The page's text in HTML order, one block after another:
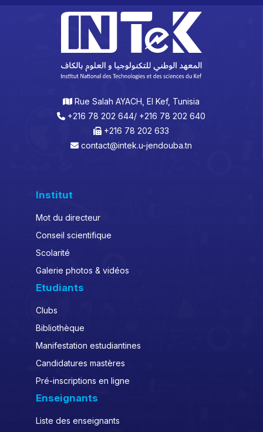
Rue Salah AYACH, El Kef, Tunisia
+216 78 202 644/ +216 78 202 640
+216 78 202 633
contact@intek.u-jendouba.tn
Institut
Mot du directeur
Conseil scientifique
Scolarité
Galerie photos & vidéos
Etudiants
Clubs
Bibliothèque
Manifestation estudiantines
Candidatures mastères
Pré-inscriptions en ligne
Enseignants
Liste des enseignants